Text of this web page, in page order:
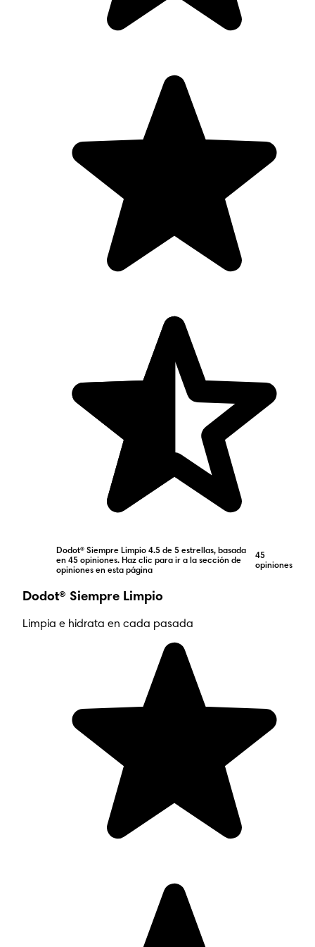
Dodot® Siempre Limpio 4.5 de 5 estrellas, basada
en 45 opiniones. Haz clic para ir a la sección de
opiniones en esta página
45
opiniones
Dodot® Siempre Limpio
Limpia e hidrata en cada pasada